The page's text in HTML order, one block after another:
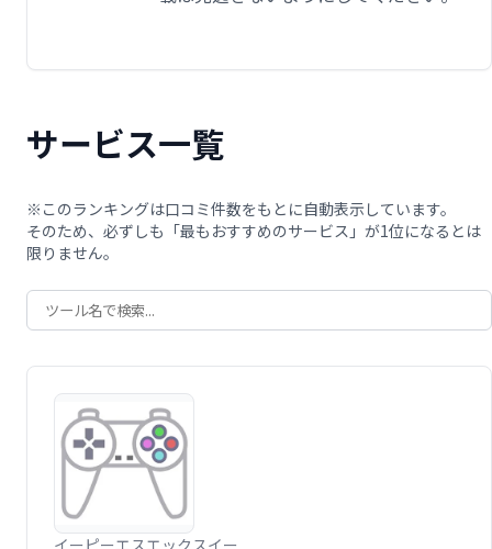
サービス一覧
※このランキングは口コミ件数をもとに自動表示しています。
そのため、必ずしも「最もおすすめのサービス」が1位になるとは
限りません。